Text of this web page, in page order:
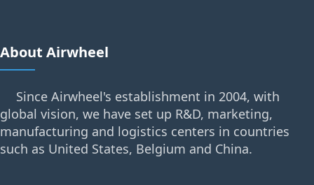
About Airwheel
Since Airwheel's establishment in 2004, with
global vision, we have set up R&D, marketing,
manufacturing and logistics centers in countries
such as United States, Belgium and China.